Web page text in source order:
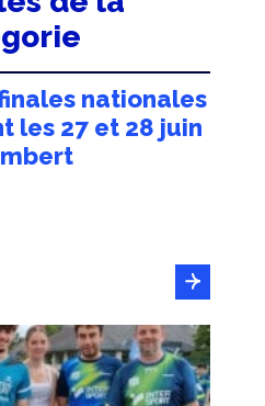
nationales
les 27 et 28 juin